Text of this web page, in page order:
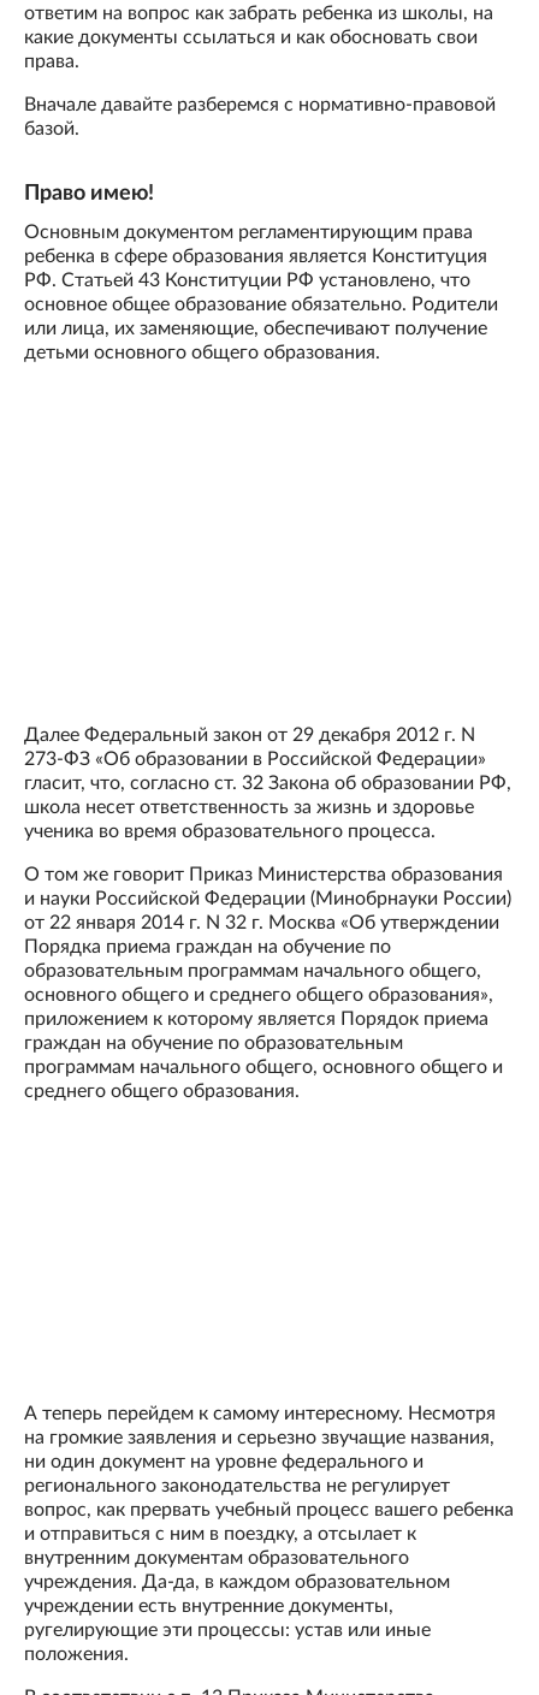
ответим на вопрос как забрать ребенка из школы, на
какие документы ссылаться и как обосновать свои
права.
Вначале давайте разберемся с нормативно-правовой
базой.
Право имею!
Основным документом регламентирующим права
ребенка в сфере образования является Конституция
РФ. Статьей 43 Конституции РФ установлено, что
основное общее образование обязательно. Родители
или лица, их заменяющие, обеспечивают получение
детьми основного общего образования.
Далее Федеральный закон от 29 декабря 2012 г. N
273-ФЗ «Об образовании в Российской Федерации»
гласит, что, согласно ст. 32 Закона об образовании РФ,
школа несет ответственность за жизнь и здоровье
ученика во время образовательного процесса.
О том же говорит Приказ Министерства образования
и науки Российской Федерации (Минобрнауки России)
от 22 января 2014 г. N 32 г. Москва «Об утверждении
Порядка приема граждан на обучение по
образовательным программам начального общего,
основного общего и среднего общего образования»,
приложением к которому является Порядок приема
граждан на обучение по образовательным
программам начального общего, основного общего и
среднего общего образования.
А теперь перейдем к самому интересному. Несмотря
на громкие заявления и серьезно звучащие названия,
ни один документ на уровне федерального и
регионального законодательства не регулирует
вопрос, как прервать учебный процесс вашего ребенка
и отправиться с ним в поездку, а отсылает к
внутренним документам образовательного
учреждения. Да-да, в каждом образовательном
учреждении есть внутренние документы,
ругелирующие эти процессы: устав или иные
положения.